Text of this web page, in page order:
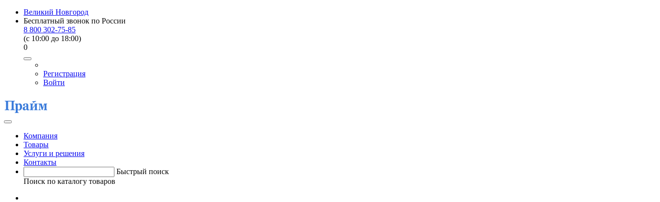
Великий Новгород
Бесплатный звонок по России
8 800 302-75-85
(c 10:00 до 18:00)
0
Регистрация
Войти
Компания
Товары
Услуги и решения
Контакты
Быстрый поиск
Поиск по каталогу товаров